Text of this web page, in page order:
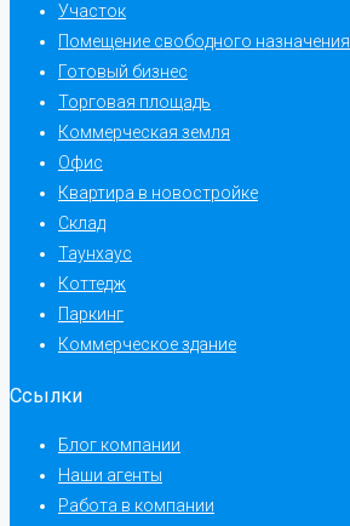
Участок
Помещение свободного назначения
Готовый бизнес
Торговая площадь
Коммерческая земля
Офис
Квартира в новостройке
Склад
Таунхаус
Коттедж
Паркинг
Коммерческое здание
Ссылки
Блог компании
Наши агенты
Работа в компании